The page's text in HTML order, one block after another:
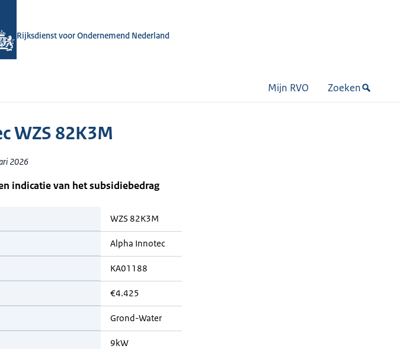
Rijksdienst voor Ondernemend Nederland
Mijn RVO Zoeken
WZS 82K3M
2026
indicatie van het subsidiebedrag
WZS 82K3M
Alpha Innotec
KA01188
€4.425
Grond-Water
9kW